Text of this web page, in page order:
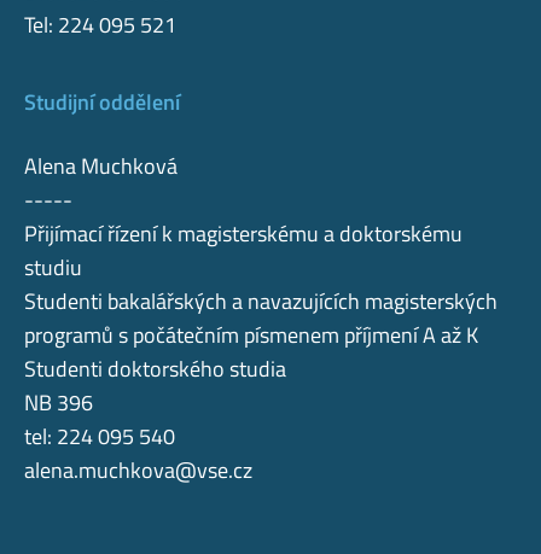
Tel: 224 095 521
Studijní oddělení
Alena Muchková
-----
Přijímací řízení k magisterskému a doktorskému
studiu
Studenti bakalářských a navazujících magisterských
programů s počátečním písmenem příjmení A až K
Studenti doktorského studia
NB 396
tel: 224 095 540
alena.muchkova@vse.cz